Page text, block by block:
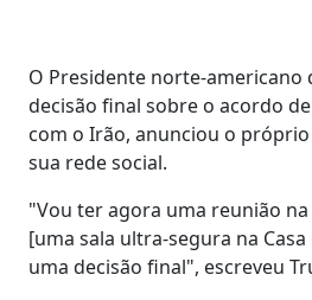
O Presidente norte-americano
decisão final sobre o acordo
com o Irão, anunciou o
sua rede social.
"Vou ter agora uma reunião
[uma sala ultra-segura na
uma decisão final", escreveu